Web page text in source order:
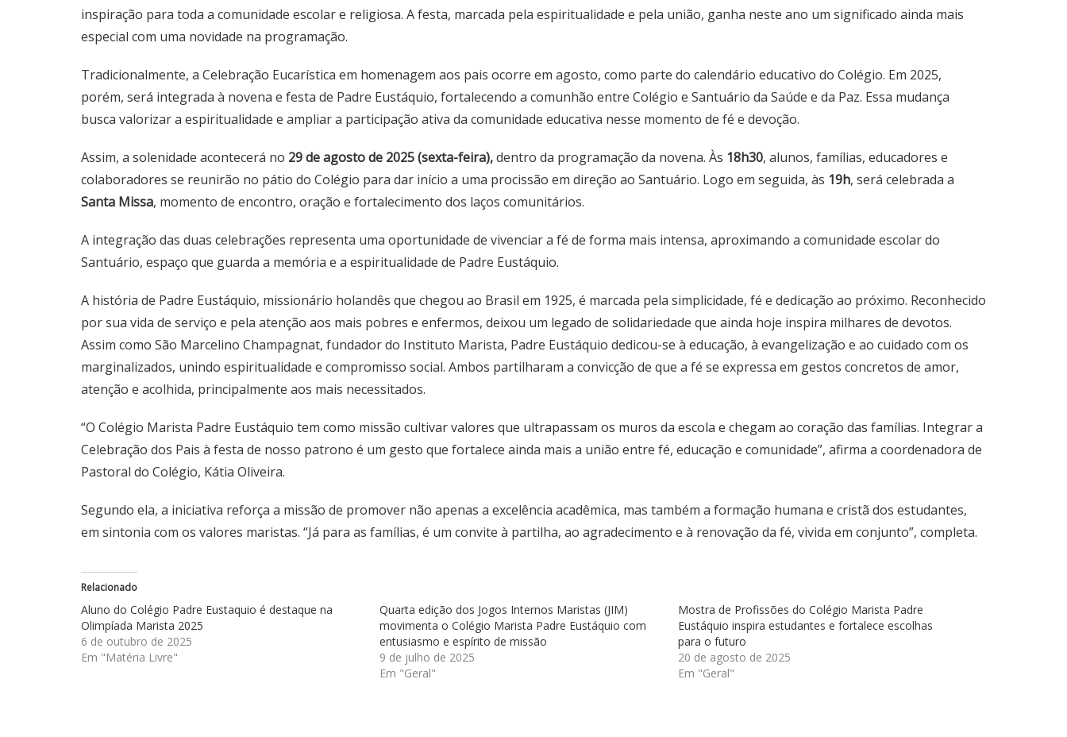
inspiração para toda a comunidade escolar e religiosa. A festa, marcada pela espiritualidade e pela união, ganha neste ano um significado ainda mais
especial com uma novidade na programação.
Tradicionalmente, a Celebração Eucarística em homenagem aos pais ocorre em agosto, como parte do calendário educativo do Colégio. Em 2025,
porém, será integrada à novena e festa de Padre Eustáquio, fortalecendo a comunhão entre Colégio e Santuário da Saúde e da Paz. Essa mudança
busca valorizar a espiritualidade e ampliar a participação ativa da comunidade educativa nesse momento de fé e devoção.
Assim, a solenidade acontecerá no 29 de agosto de 2025 (sexta-feira),dentro da programação da novena. Às 18h30, alunos, famílias, educadores e
colaboradores se reunirão no pátio do Colégio para dar início a uma procissão em direção ao Santuário. Logo em seguida, às 19h, será celebrada a
Santa Missa, momento de encontro, oração e fortalecimento dos laços comunitários.
A integração das duas celebrações representa uma oportunidade de vivenciar a fé de forma mais intensa, aproximando a comunidade escolar do
Santuário, espaço que guarda a memória e a espiritualidade de Padre Eustáquio.
A história de Padre Eustáquio, missionário holandês que chegou ao Brasil em 1925, é marcada pela simplicidade, fé e dedicação ao próximo. Reconhecido
por sua vida de serviço e pela atenção aos mais pobres e enfermos, deixou um legado de solidariedade que ainda hoje inspira milhares de devotos.
Assim como São Marcelino Champagnat, fundador do Instituto Marista, Padre Eustáquio dedicou-se à educação, à evangelização e ao cuidado com os
marginalizados, unindo espiritualidade e compromisso social. Ambos partilharam a convicção de que a fé se expressa em gestos concretos de amor,
atenção e acolhida, principalmente aos mais necessitados.
“O Colégio Marista Padre Eustáquio tem como missão cultivar valores que ultrapassam os muros da escola e chegam ao coração das famílias. Integrar a
Celebração dos Pais à festa de nosso patrono é um gesto que fortalece ainda mais a união entre fé, educação e comunidade”, afirma a coordenadora de
Pastoral do Colégio, Kátia Oliveira.
Segundo ela, a iniciativa reforça a missão de promover não apenas a excelência acadêmica, mas também a formação humana e cristã dos estudantes,
em sintonia com os valores maristas. “Já para as famílias, é um convite à partilha, ao agradecimento e à renovação da fé, vivida em conjunto”, completa.
Relacionado
Aluno do Colégio Padre Eustaquio é destaque na
Olimpíada Marista 2025
6 de outubro de 2025
Em "Matéria Livre"
Quarta edição dos Jogos Internos Maristas (JIM)
movimenta o Colégio Marista Padre Eustáquio com
entusiasmo e espírito de missão
9 de julho de 2025
Em "Geral"
Mostra de Profissões do Colégio Marista Padre
Eustáquio inspira estudantes e fortalece escolhas
para o futuro
20 de agosto de 2025
Em "Geral"